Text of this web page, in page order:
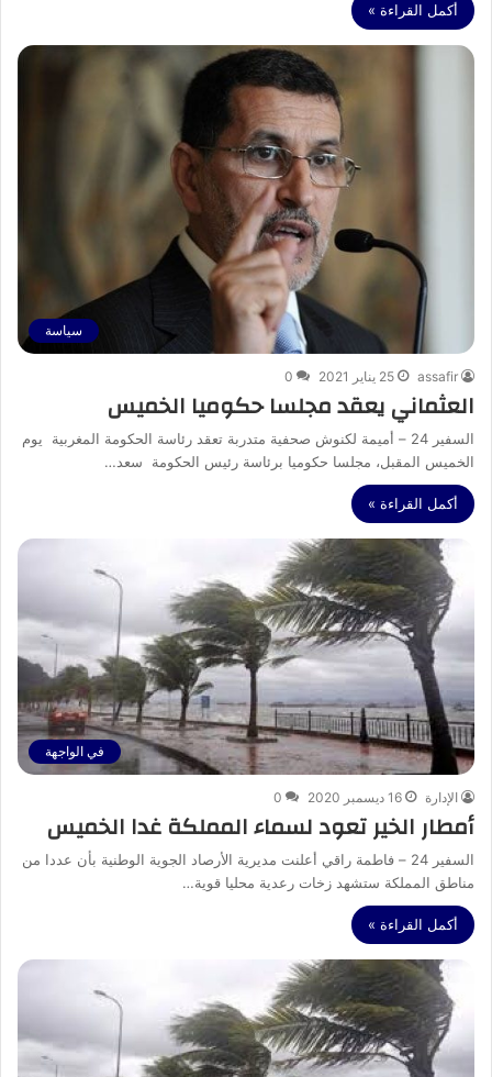
أكمل القراءة »
سياسة
assafir 25 يناير 2021 0
العثماني يعقد مجلسا حكوميا الخميس
السفير 24 – أميمة لكنوش صحفية متدربة تعقد رئاسة الحكومة المغربية يوم
الخميس المقبل، مجلسا حكوميا برئاسة رئيس الحكومة سعد…
أكمل القراءة »
في الواجهة
الإدارة 16 ديسمبر 2020 0
أمطار الخير تعود لسماء المملكة غدا الخميس
السفير 24 – فاطمة راقي أعلنت مديرية الأرصاد الجوية الوطنية بأن عددا من
مناطق المملكة ستشهد زخات رعدية محليا قوية…
أكمل القراءة »